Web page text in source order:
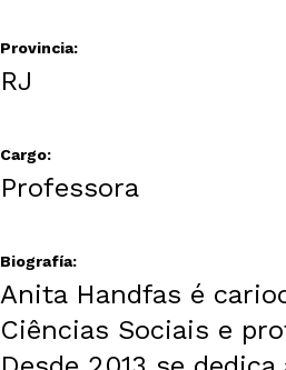
Provincia:
RJ
Cargo:
Professora
Biografía:
Anita Handfas é
Ciências Sociais e